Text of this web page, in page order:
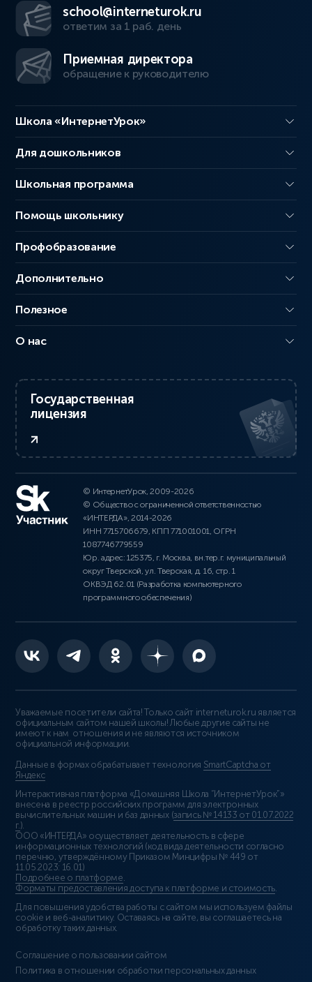
school@interneturok.ru
ответим за 1 раб. день
Приемная директора
обращение к руководителю
Школа «ИнтернетУрок»
Для дошкольников
Школьная программа
Помощь школьнику
Профобразование
Дополнительно
Полезное
О нас
Государственная
лицензия
© ИнтернетУрок, 2009-2026
© Общество с ограниченной ответственностью
«ИНТЕРДА», 2014-2026
ИНН 7715706679, КПП 771001001, ОГРН
1087746779559
Юр. адрес: 125375, г. Москва, вн.тер.г. муниципальный
округ Тверской, ул. Тверская, д. 16, стр. 1
ОКВЭД 62.01 (Разработка компьютерного
программного обеспечения)
Уважаемые посетители сайта! Только сайт interneturok.ru является
официальным сайтом нашей школы! Любые другие сайты не
имеют к нам отношения и не являются источником
официальной информации.
Данные в формах обрабатывает технология SmartCaptcha от
Яндекс
Интерактивная платформа «Домашняя Школа “ИнтернетУрок”»
внесена в реестр российских программ для электронных
вычислительных машин и баз данных (запись № 14133 от 01.07.2022
г. ).
ООО «ИНТЕРДА» осуществляет деятельность в сфере
информационных технологий (код вида деятельности согласно
перечню, утверждённому Приказом Минцифры № 449 от
11.05.2023: 16.01)
Подробнее о платформе
Форматы предоставления доступа к платформе и стоимость
Для повышения удобства работы с сайтом мы используем файлы
cookie и веб-аналитику. Оставаясь на сайте, вы соглашаетесь на
обработку таких данных.
Соглашение о пользовании сайтом
Политика в отношении обработки персональных данных